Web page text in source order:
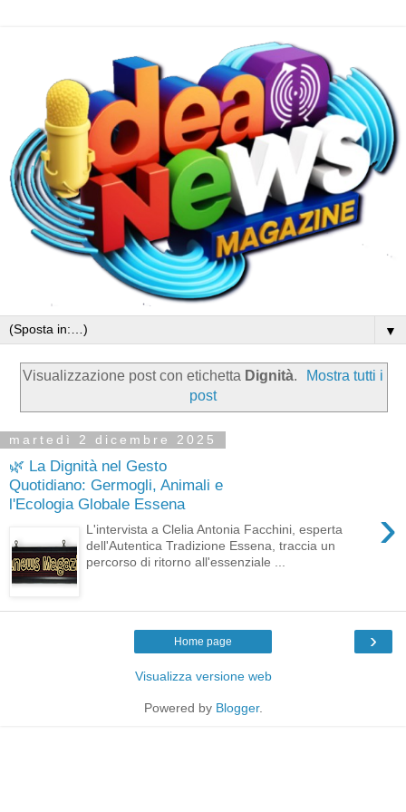
▼
Visualizzazione post con etichetta Dignità.
Mostra tutti i
post
martedì 2 dicembre 2025
🌿 La Dignità nel Gesto
Quotidiano: Germogli, Animali e
l'Ecologia Globale Essena
›
L'intervista a Clelia Antonia Facchini, esperta
dell'Autentica Tradizione Essena, traccia un
percorso di ritorno all'essenziale ...
›
Home page
Visualizza versione web
Powered by Blogger.